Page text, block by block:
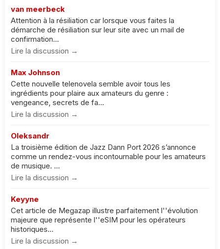
van meerbeck
Attention à la résiliation car lorsque vous faites la
démarche de résiliation sur leur site avec un mail de
confirmation...
Lire la discussion →
Max Johnson
Cette nouvelle telenovela semble avoir tous les
ingrédients pour plaire aux amateurs du genre :
vengeance, secrets de fa...
Lire la discussion →
Oleksandr
La troisième édition de Jazz Dann Port 2026 s’annonce
comme un rendez-vous incontournable pour les amateurs
de musique. ...
Lire la discussion →
Keyyne
Cet article de Megazap illustre parfaitement l''évolution
majeure que représente l''eSIM pour les opérateurs
historiques...
Lire la discussion →